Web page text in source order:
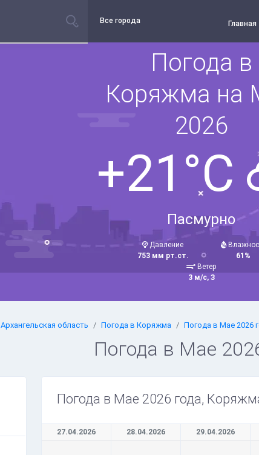
Все города Главная
Погода в
Коряжма на
2026
+21°C
Пасмурно
Давление
753 мм рт.ст.
61%
Ветер
3 м/с, З
Архангельская область Погода в Коряжма Погода в Мае 2026
Погода в Мае
Погода в Мае 2026 года,
27.04.2026 28.04.2026 29.04.2026